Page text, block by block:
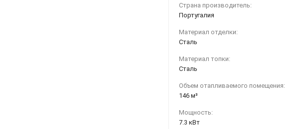
Страна производитель:
Португалия
Материал отделки:
Сталь
Материал топки:
Сталь
Объем отапливаемого помещения:
146 м³
Мощность:
7.3 кВт